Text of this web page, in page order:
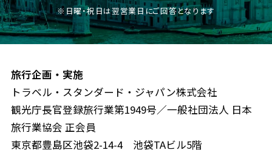
※日曜・祝日は翌営業日にご回答となります
旅行企画・実施
トラベル・スタンダード・ジャパン株式会社
観光庁長官登録旅行業第1949号／一般社団法人 日本
旅行業協会 正会員
東京都豊島区池袋2-14-4 池袋TAビル5階